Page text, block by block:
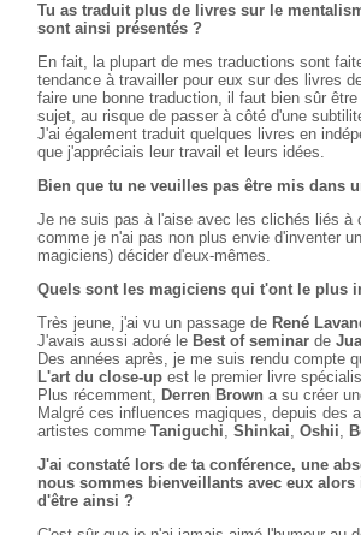
Tu as traduit plus de livres sur le
sont ainsi présentés ?
En fait, la plupart de mes traductions sont
tendance à travailler pour eux sur des livres
faire une bonne traduction, il faut bien sûr
sujet, au risque de passer à côté d'une
J'ai également traduit quelques livres en
que j'appréciais leur travail et leurs idées.
Bien que tu ne veuilles pas être mis dans
Je ne suis pas à l'aise avec les clichés liés à
comme je n'ai pas non plus envie d'inventer
magiciens) décider d'eux-mêmes.
Quels sont les magiciens qui t'ont le plus
Très jeune, j'ai vu un passage de René
J'avais aussi adoré le Best of seminar de
Des années après, je me suis rendu compte
L'art du close-up est le premier livre
Plus récemment, Derren Brown a su créer
Malgré ces influences magiques, depuis des
artistes comme Taniguchi, Shinkai, Oshii,
J'ai constaté lors de ta conférence, une
nous sommes bienveillants avec eux
d'être ainsi ?